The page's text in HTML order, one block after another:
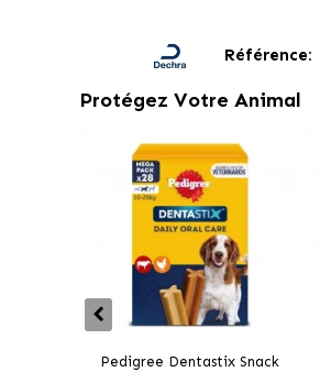
Référence:
Protégez Votre Animal
Pedigree Dentastix Snack